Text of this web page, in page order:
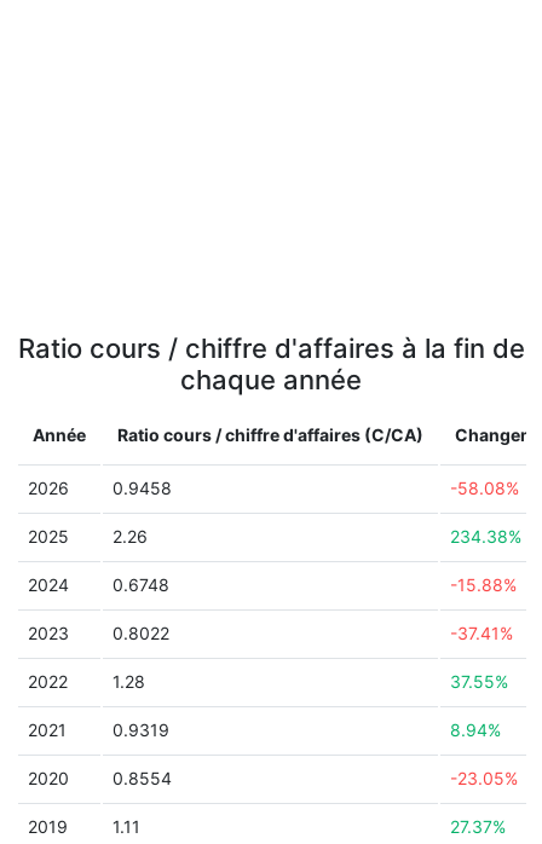
Ratio cours / chiffre d'affaires à la fin de
chaque année
Année Ratio cours / chiffre d'affaires (C/CA)
2026 0.9458 -58.08%
2025 2.26 234.38%
2024 0.6748 -15.88%
2023 0.8022 -37.41%
2022 1.28 37.55%
2021 0.9319 8.94%
2020 0.8554 -23.05%
2019 1.11 27.37%